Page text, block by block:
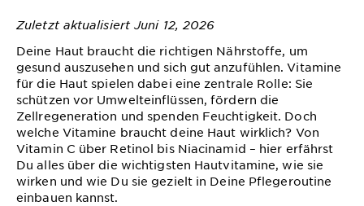
Gisele
Bündchen
Garnier's Weg
zur
Nachhaltigkeit
Cruelty Free
International
Eco
Beauty
Score
Zuletzt aktualisiert Juni 12, 2026
Deine Haut braucht die richtigen Nährstoffe, um
gesund auszusehen und sich gut anzufühlen. Vitamine
für die Haut spielen dabei eine zentrale Rolle: Sie
schützen vor Umwelteinflüssen, fördern die
Zellregeneration und spenden Feuchtigkeit. Doch
welche Vitamine braucht deine Haut wirklich? Von
Vitamin C über Retinol bis Niacinamid – hier erfährst
Du alles über die wichtigsten Hautvitamine, wie sie
wirken und wie Du sie gezielt in Deine Pflegeroutine
einbauen kannst.